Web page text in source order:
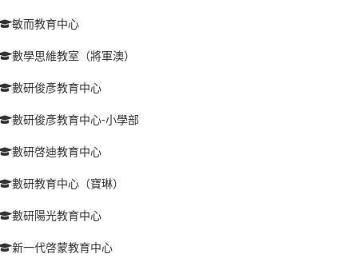
敏而教育中心
數學思維教室（將軍澳）
數研俊彥教育中心
數研俊彥教育中心-小學部
數研啓迪教育中心
數研教育中心（寶琳）
數研陽光教育中心
新一代啓蒙教育中心